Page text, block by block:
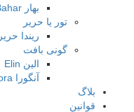
بهار Bahar
تور یا حریر
ریندا حریر Rinda-h
گونی بافت
الین Elin
آنگورا Angora
بلاگ
قوانین